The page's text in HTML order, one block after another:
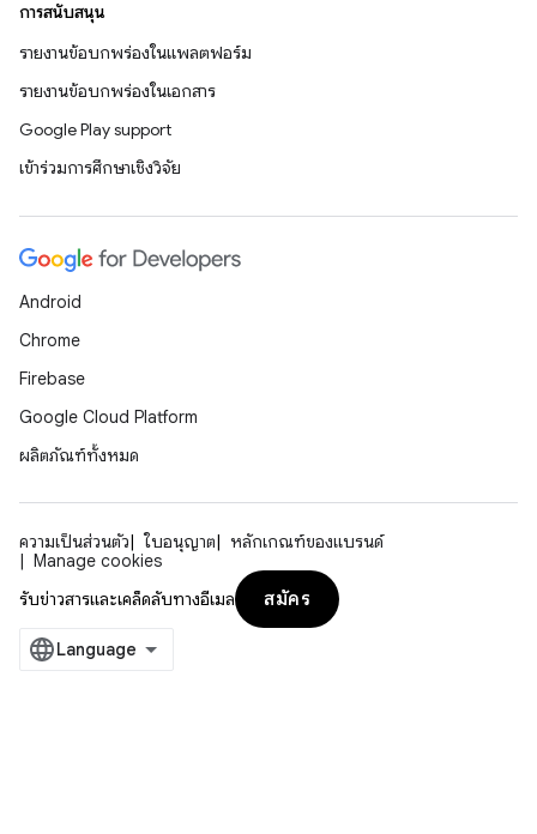
การสนับสนุน
รายงานข้อบกพร่องในแพลตฟอร์ม
รายงานข้อบกพร่องในเอกสาร
Google Play support
เข้าร่วมการศึกษาเชิงวิจัย
Android
Chrome
Firebase
Google Cloud Platform
ผลิตภัณฑ์ทั้งหมด
ความเป็นส่วนตัว ใบอนุญาต
หลักเกณฑ์ของแบรนด์
Manage cookies
รับข่าวสารและเคล็ดลับทางอีเมล
สมัคร